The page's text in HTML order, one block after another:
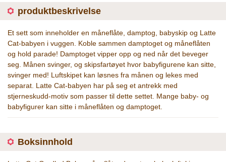
produktbeskrivelse
Et sett som inneholder en måneflåte, damptog, babyskip og Latte
Cat-babyen i vuggen. Koble sammen damptoget og måneflåten
og hold parade! Damptoget vipper opp og ned når det beveger
seg. Månen svinger, og skipsfartøyet hvor babyfigurene kan sitte,
svinger med! Luftskipet kan løsnes fra månen og lekes med
separat. Latte Cat-babyen har på seg et antrekk med
stjerneskudd-motiv som passer til dette settet. Mange baby- og
babyfigurer kan sitte i måneflåten og damptoget.
Boksinnhold